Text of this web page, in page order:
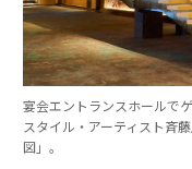
宴会エントランスホールで
スタイル・アーティスト斉
図」。